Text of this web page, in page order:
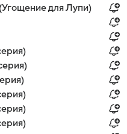
для Лупи)